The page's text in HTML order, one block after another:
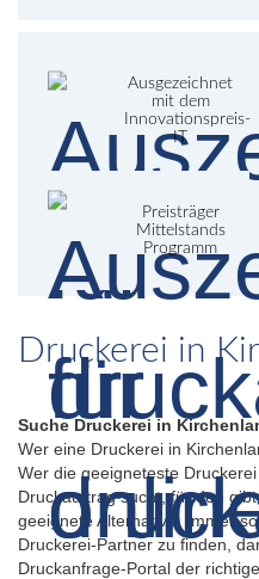
Ausgezeichnet
mit dem
Innovationspreis-
IT
Preisträger
Mittelstands
Programm
Druckerei in
Suche Druckerei in
Wer eine Druckerei in
Wer die geeigneteste
Druckauftrag sucht, für den
geeignete Alternative. Immer
Druckerei-Partner zu finden,
Druckanfrage-Portal der richtige